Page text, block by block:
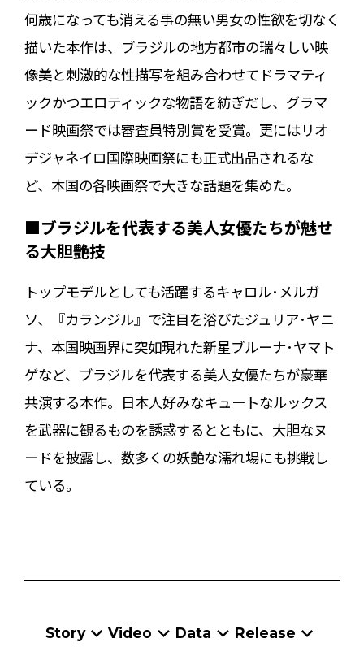
何歳になっても消える事の無い男女の性欲を切なく
描いた本作は、ブラジルの地方都市の瑞々しい映
像美と刺激的な性描写を組み合わせてドラマティ
ックかつエロティックな物語を紡ぎだし、グラマ
ード映画祭では審査員特別賞を受賞。更にはリオ
デジャネイロ国際映画祭にも正式出品されるな
ど、本国の各映画祭で大きな話題を集めた。
■ブラジルを代表する美人女優たちが魅せ
る大胆艶技
トップモデルとしても活躍するキャロル･メルガ
ソ、『カランジル』で注目を浴びたジュリア･ヤニ
ナ、本国映画界に突如現れた新星ブルーナ･ヤマト
ゲなど、ブラジルを代表する美人女優たちが豪華
共演する本作。日本人好みなキュートなルックス
を武器に観るものを誘惑するとともに、大胆なヌ
ードを披露し、数多くの妖艶な濡れ場にも挑戦し
ている。
Story Video Data Release